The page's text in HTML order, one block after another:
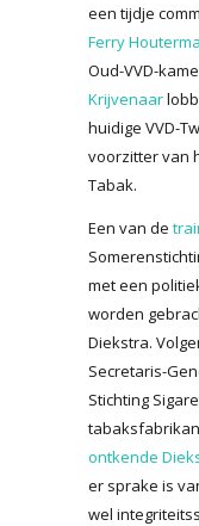
een tijdje
Ferry
Oud-VVD-
Krijvenaar
huidige VVD-
voorzitter van
Tabak.
Een van de
met een
worden
Diekstra.
Secretaris-
Stichting
ontkende
er sprake is
wel